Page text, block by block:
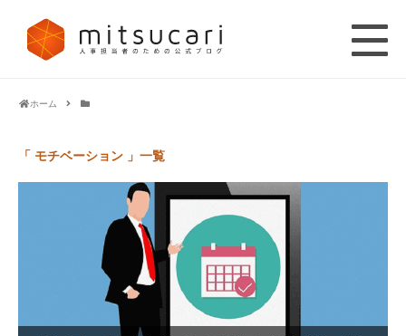
ホーム
「 モチベーション 」一覧